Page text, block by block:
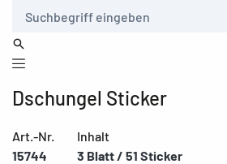
Dschungel Sticker
Art.-Nr.
15744
Inhalt
3 Blatt / 51 Sticker